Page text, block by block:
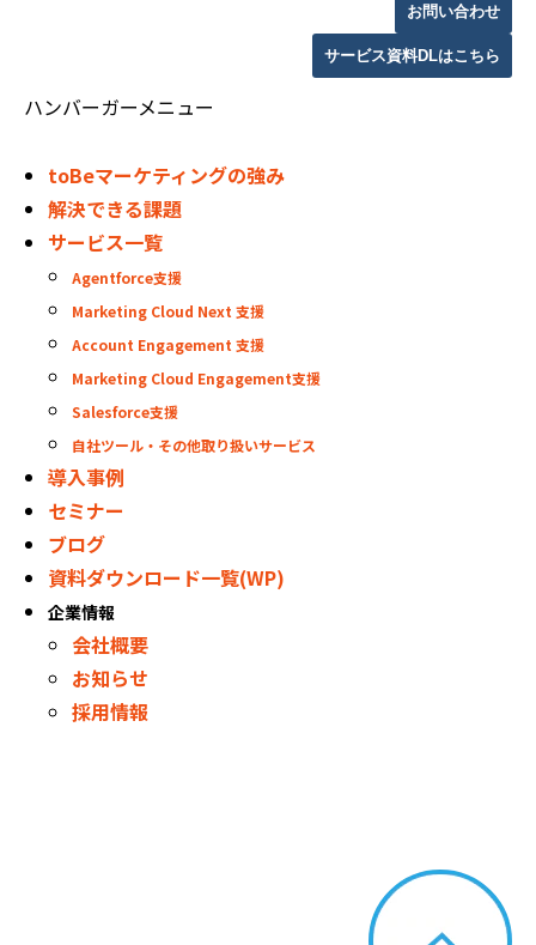
お問い合わせ
サービス資料DLはこちら
ハンバーガーメニュー
toBeマーケティングの強み
解決できる課題
サービス一覧
Agentforce支援
Marketing Cloud Next 支援
Account Engagement 支援
Marketing Cloud Engagement支援
Salesforce支援
自社ツール・その他取り扱いサービス
導入事例
セミナー
ブログ
資料ダウンロード一覧(WP)
企業情報
会社概要
お知らせ
採用情報